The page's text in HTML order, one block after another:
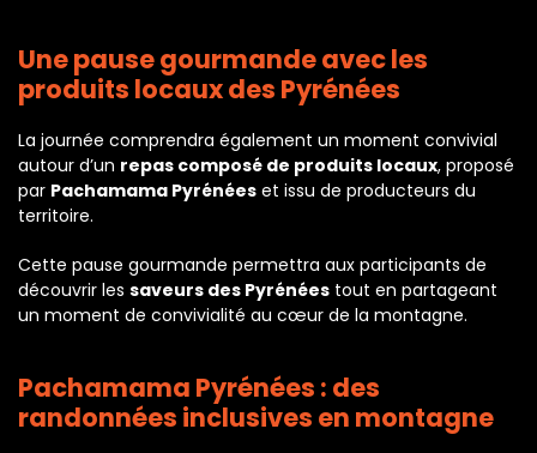
Une pause gourmande avec les
produits locaux des Pyrénées
La journée comprendra également un moment convivial
autour d’un repas composé de produits locaux, proposé
par Pachamama Pyrénées et issu de producteurs du
territoire.
Cette pause gourmande permettra aux participants de
découvrir les saveurs des Pyrénées tout en partageant
un moment de convivialité au cœur de la montagne.
Pachamama Pyrénées : des
randonnées inclusives en montagne